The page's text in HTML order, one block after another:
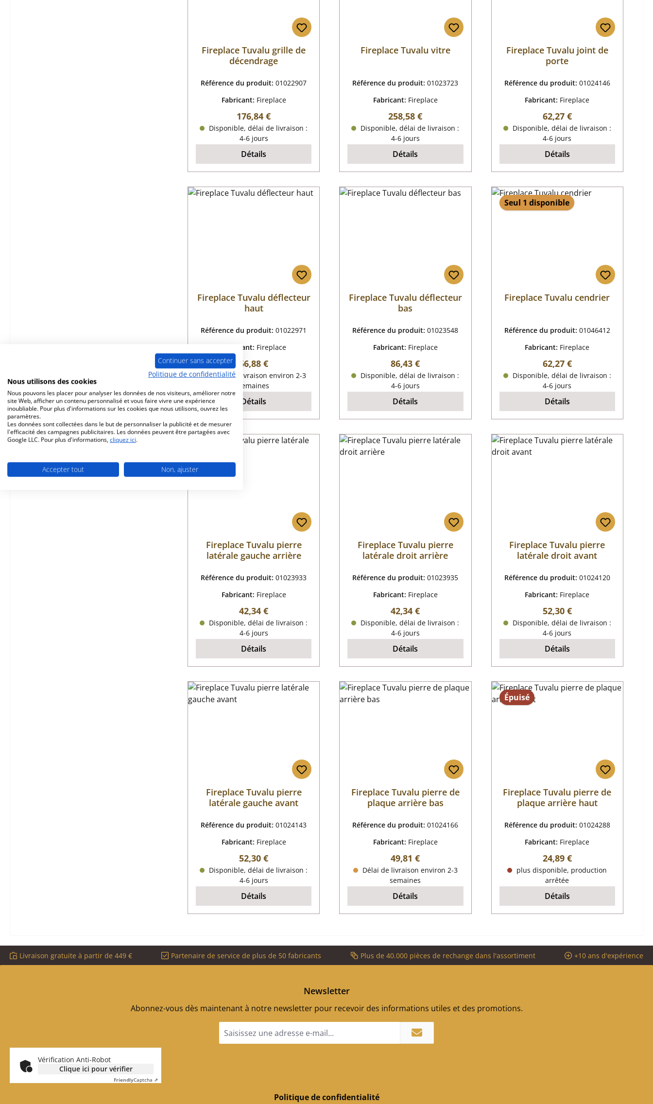
Fireplace Tuvalu grille de
décendrage
Référence du produit:01022907
Fabricant: Fireplace
Prix régulier :
176,84 €
Disponible, délai de livraison :
4-6 jours
Détails
Fireplace Tuvalu vitre
Référence du produit:01023723
Fabricant: Fireplace
Prix régulier :
258,58 €
Disponible, délai de livraison :
4-6 jours
Détails
Fireplace Tuvalu joint de
porte
Référence du produit: 01024146
Fabricant: Fireplace
Prix régulier :
62,27 €
Disponible, délai de livraison :
4-6 jours
Détails
Fireplace Tuvalu déflecteur
haut
Référence du produit:01022971
Fabricant: Fireplace
Prix régulier :
66,88 €
Délai de livraison environ 2-3
semaines
Détails
Fireplace Tuvalu déflecteur
bas
Référence du produit:01023548
Fabricant: Fireplace
Prix régulier :
86,43 €
Disponible, délai de livraison :
4-6 jours
Détails
Seul 1 disponible
Fireplace Tuvalu cendrier
Référence du produit: 01046412
Fabricant: Fireplace
Prix régulier :
62,27 €
Disponible, délai de livraison :
4-6 jours
Détails
Fireplace Tuvalu pierre
latérale gauche arrière
Référence du produit:01023933
Fabricant: Fireplace
Prix régulier :
42,34 €
Disponible, délai de livraison :
4-6 jours
Détails
Fireplace Tuvalu pierre
latérale droit arrière
Référence du produit:01023935
Fabricant: Fireplace
Prix régulier :
42,34 €
Disponible, délai de livraison :
4-6 jours
Détails
Fireplace Tuvalu pierre
latérale droit avant
Référence du produit: 01024120
Fabricant: Fireplace
Prix régulier :
52,30 €
Disponible, délai de livraison :
4-6 jours
Détails
Fireplace Tuvalu pierre
latérale gauche avant
Référence du produit:01024143
Fabricant: Fireplace
Prix régulier :
52,30 €
Disponible, délai de livraison :
4-6 jours
Détails
Fireplace Tuvalu pierre de
plaque arrière bas
Référence du produit:01024166
Fabricant: Fireplace
Prix régulier :
49,81 €
Délai de livraison environ 2-3
semaines
Détails
Épuisé
Fireplace Tuvalu pierre de
plaque arrière haut
Référence du produit: 01024288
Fabricant: Fireplace
Prix régulier :
24,89 €
plus disponible, production
arrêtée
Détails
Livraison gratuite à partir de 449 € Partenaire de service de plus de 50 fabricants Plus de 40.000 pièces de rechange dans l'assortiment +10 ans d'expérience
Newsletter
Abonnez-vous dès maintenant à notre newsletter pour recevoir des informations utiles et des promotions.
e-
Vérification Anti-Robot
Clique ici pour vérifier
FriendlyCaptcha ⇗
Politique de confidentialité
Continuer sans accepter
Politique de confidentialité
Nous utilisons des cookies
Nous pouvons les placer pour analyser les données de nos visiteurs, améliorer notre
site Web, afficher un contenu personnalisé et vous faire vivre une expérience
inoubliable. Pour plus d'informations sur les cookies que nous utilisons, ouvrez les
paramètres.
Les données sont collectées dans le but de personnaliser la publicité et de mesurer
l'efficacité des campagnes publicitaires. Les données peuvent être partagées avec
Google LLC. Pour plus d'informations, cliquez ici.
Accepter tout Non, ajuster